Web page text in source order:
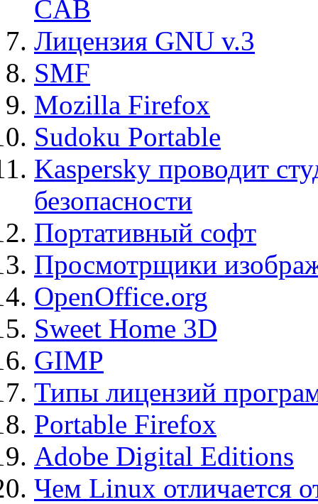
CAB
Лицензия GNU v.3
SMF
Mozilla Firefox
Sudoku Portable
Kaspersky проводит
безопасности
Портативный софт
Просмотрщики
OpenOffice.org
Sweet Home 3D
GIMP
Типы лицензий
Portable Firefox
Adobe Digital Editions
Чем Linux отличается